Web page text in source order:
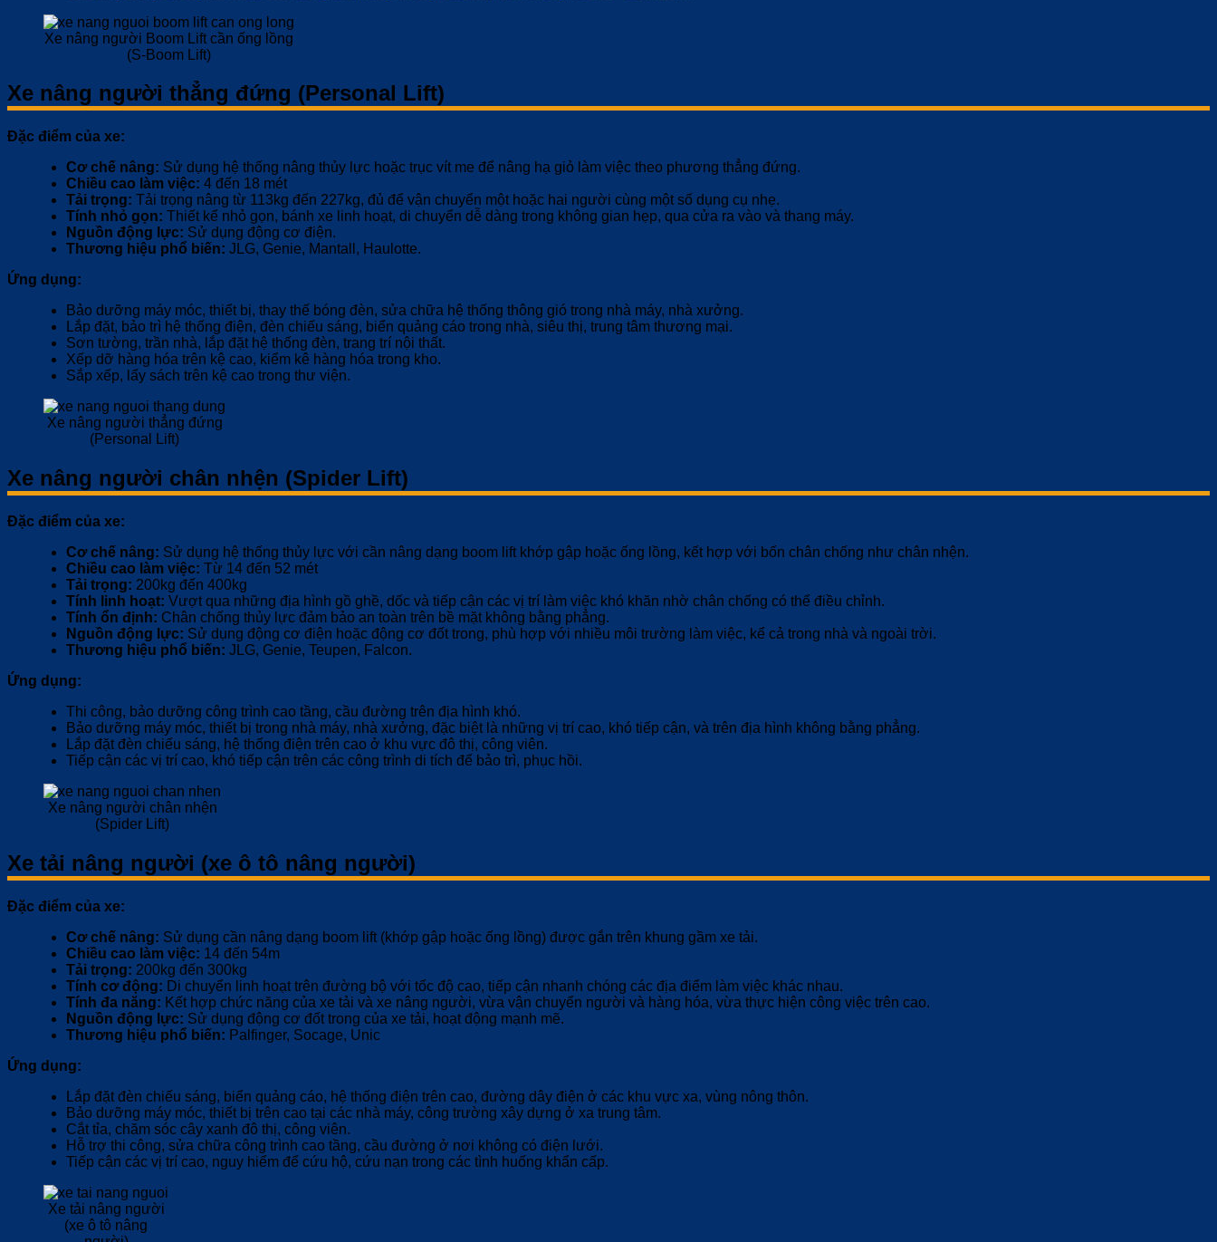
Xe nâng người Boom Lift cần ống lồng
(S-Boom Lift)
Xe nâng người thẳng đứng (Personal Lift)
Đặc điểm của xe:
Cơ chế nâng: Sử dụng hệ thống nâng thủy lực hoặc trục vít me để nâng hạ giỏ làm việc theo phương thẳng đứng.
Chiều cao làm việc: 4 đến 18 mét
Tải trọng: Tải trọng nâng từ 113kg đến 227kg, đủ để vận chuyển một hoặc hai người cùng một số dụng cụ nhẹ.
Tính nhỏ gọn: Thiết kế nhỏ gọn, bánh xe linh hoạt, di chuyển dễ dàng trong không gian hẹp, qua cửa ra vào và thang máy.
Nguồn động lực: Sử dụng động cơ điện.
Thương hiệu phổ biến: JLG, Genie, Mantall, Haulotte.
Ứng dụng:
Bảo dưỡng máy móc, thiết bị, thay thế bóng đèn, sửa chữa hệ thống thông gió trong nhà máy, nhà xưởng.
Lắp đặt, bảo trì hệ thống điện, đèn chiếu sáng, biển quảng cáo trong nhà, siêu thị, trung tâm thương mại.
Sơn tường, trần nhà, lắp đặt hệ thống đèn, trang trí nội thất.
Xếp dỡ hàng hóa trên kệ cao, kiểm kê hàng hóa trong kho.
Sắp xếp, lấy sách trên kệ cao trong thư viện.
Xe nâng người thẳng đứng
(Personal Lift)
Xe nâng người chân nhện (Spider Lift)
Đặc điểm của xe:
Cơ chế nâng: Sử dụng hệ thống thủy lực với cần nâng dạng boom lift khớp gập hoặc ống lồng, kết hợp với bốn chân chống như chân nhện.
Chiều cao làm việc: Từ 14 đến 52 mét
Tải trọng: 200kg đến 400kg
Tính linh hoạt: Vượt qua những địa hình gồ ghề, dốc và tiếp cận các vị trí làm việc khó khăn nhờ chân chống có thể điều chỉnh.
Tính ổn định: Chân chống thủy lực đảm bảo an toàn trên bề mặt không bằng phẳng.
Nguồn động lực: Sử dụng động cơ điện hoặc động cơ đốt trong, phù hợp với nhiều môi trường làm việc, kể cả trong nhà và ngoài trời.
Thương hiệu phổ biến: JLG, Genie, Teupen, Falcon.
Ứng dụng:
Thi công, bảo dưỡng công trình cao tầng, cầu đường trên địa hình khó.
Bảo dưỡng máy móc, thiết bị trong nhà máy, nhà xưởng, đặc biệt là những vị trí cao, khó tiếp cận, và trên địa hình không bằng phẳng.
Lắp đặt đèn chiếu sáng, hệ thống điện trên cao ở khu vực đô thị, công viên.
Tiếp cận các vị trí cao, khó tiếp cận trên các công trình di tích để bảo trì, phục hồi.
Xe nâng người chân nhện
(Spider Lift)
Xe tải nâng người (xe ô tô nâng người)
Đặc điểm của xe:
Cơ chế nâng: Sử dụng cần nâng dạng boom lift (khớp gập hoặc ống lồng) được gắn trên khung gầm xe tải.
Chiều cao làm việc: 14 đến 54m
Tải trọng: 200kg đến 300kg
Tính cơ động: Di chuyển linh hoạt trên đường bộ với tốc độ cao, tiếp cận nhanh chóng các địa điểm làm việc khác nhau.
Tính đa năng: Kết hợp chức năng của xe tải và xe nâng người, vừa vận chuyển người và hàng hóa, vừa thực hiện công việc trên cao.
Nguồn động lực: Sử dụng động cơ đốt trong của xe tải, hoạt động mạnh mẽ.
Thương hiệu phổ biến: Palfinger, Socage, Unic
Ứng dụng:
Lắp đặt đèn chiếu sáng, biển quảng cáo, hệ thống điện trên cao, đường dây điện ở các khu vực xa, vùng nông thôn.
Bảo dưỡng máy móc, thiết bị trên cao tại các nhà máy, công trường xây dựng ở xa trung tâm.
Cắt tỉa, chăm sóc cây xanh đô thị, công viên.
Hỗ trợ thi công, sửa chữa công trình cao tầng, cầu đường ở nơi không có điện lưới.
Tiếp cận các vị trí cao, nguy hiểm để cứu hộ, cứu nạn trong các tình huống khẩn cấp.
Xe tải nâng người
(xe ô tô nâng